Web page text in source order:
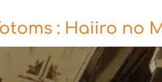
: Haiiro no